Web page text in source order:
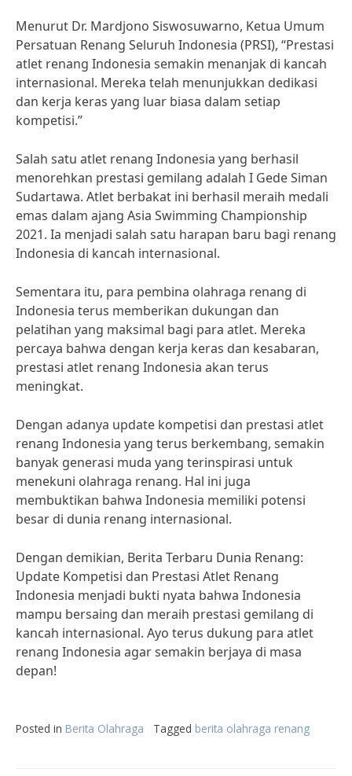
Menurut Dr. Mardjono Siswosuwarno, Ketua Umum
Persatuan Renang Seluruh Indonesia (PRSI), “Prestasi
atlet renang Indonesia semakin menanjak di kancah
internasional. Mereka telah menunjukkan dedikasi
dan kerja keras yang luar biasa dalam setiap
kompetisi.”
Salah satu atlet renang Indonesia yang berhasil
menorehkan prestasi gemilang adalah I Gede Siman
Sudartawa. Atlet berbakat ini berhasil meraih medali
emas dalam ajang Asia Swimming Championship
2021. Ia menjadi salah satu harapan baru bagi renang
Indonesia di kancah internasional.
Sementara itu, para pembina olahraga renang di
Indonesia terus memberikan dukungan dan
pelatihan yang maksimal bagi para atlet. Mereka
percaya bahwa dengan kerja keras dan kesabaran,
prestasi atlet renang Indonesia akan terus
meningkat.
Dengan adanya update kompetisi dan prestasi atlet
renang Indonesia yang terus berkembang, semakin
banyak generasi muda yang terinspirasi untuk
menekuni olahraga renang. Hal ini juga
membuktikan bahwa Indonesia memiliki potensi
besar di dunia renang internasional.
Dengan demikian, Berita Terbaru Dunia Renang:
Update Kompetisi dan Prestasi Atlet Renang
Indonesia menjadi bukti nyata bahwa Indonesia
mampu bersaing dan meraih prestasi gemilang di
kancah internasional. Ayo terus dukung para atlet
renang Indonesia agar semakin berjaya di masa
depan!
Posted in Berita Olahraga Tagged berita olahraga renang